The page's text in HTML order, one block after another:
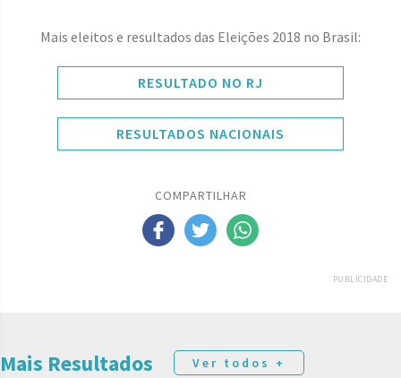
Mais eleitos e resultados das Eleições 2018 no Brasil:
RESULTADO NO RJ
RESULTADOS NACIONAIS
COMPARTILHAR
PUBLICIDADE
Mais Resultados Ver todos +